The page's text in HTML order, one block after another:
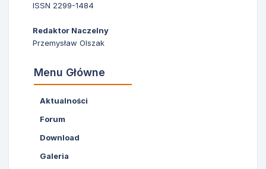
ISSN 2299-1484
Redaktor Naczelny
Przemysław Olszak
Menu Główne
Aktualności
Forum
Download
Galeria